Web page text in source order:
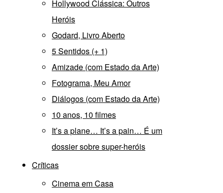
Hollywood Clássica: Outros
Heróis
Godard, Livro Aberto
5 Sentidos (+ 1)
Amizade (com Estado da Arte)
Fotograma, Meu Amor
Diálogos (com Estado da Arte)
10 anos, 10 filmes
It’s a plane… It’s a pain… É um
dossier sobre super-heróis
Críticas
Cinema em Casa